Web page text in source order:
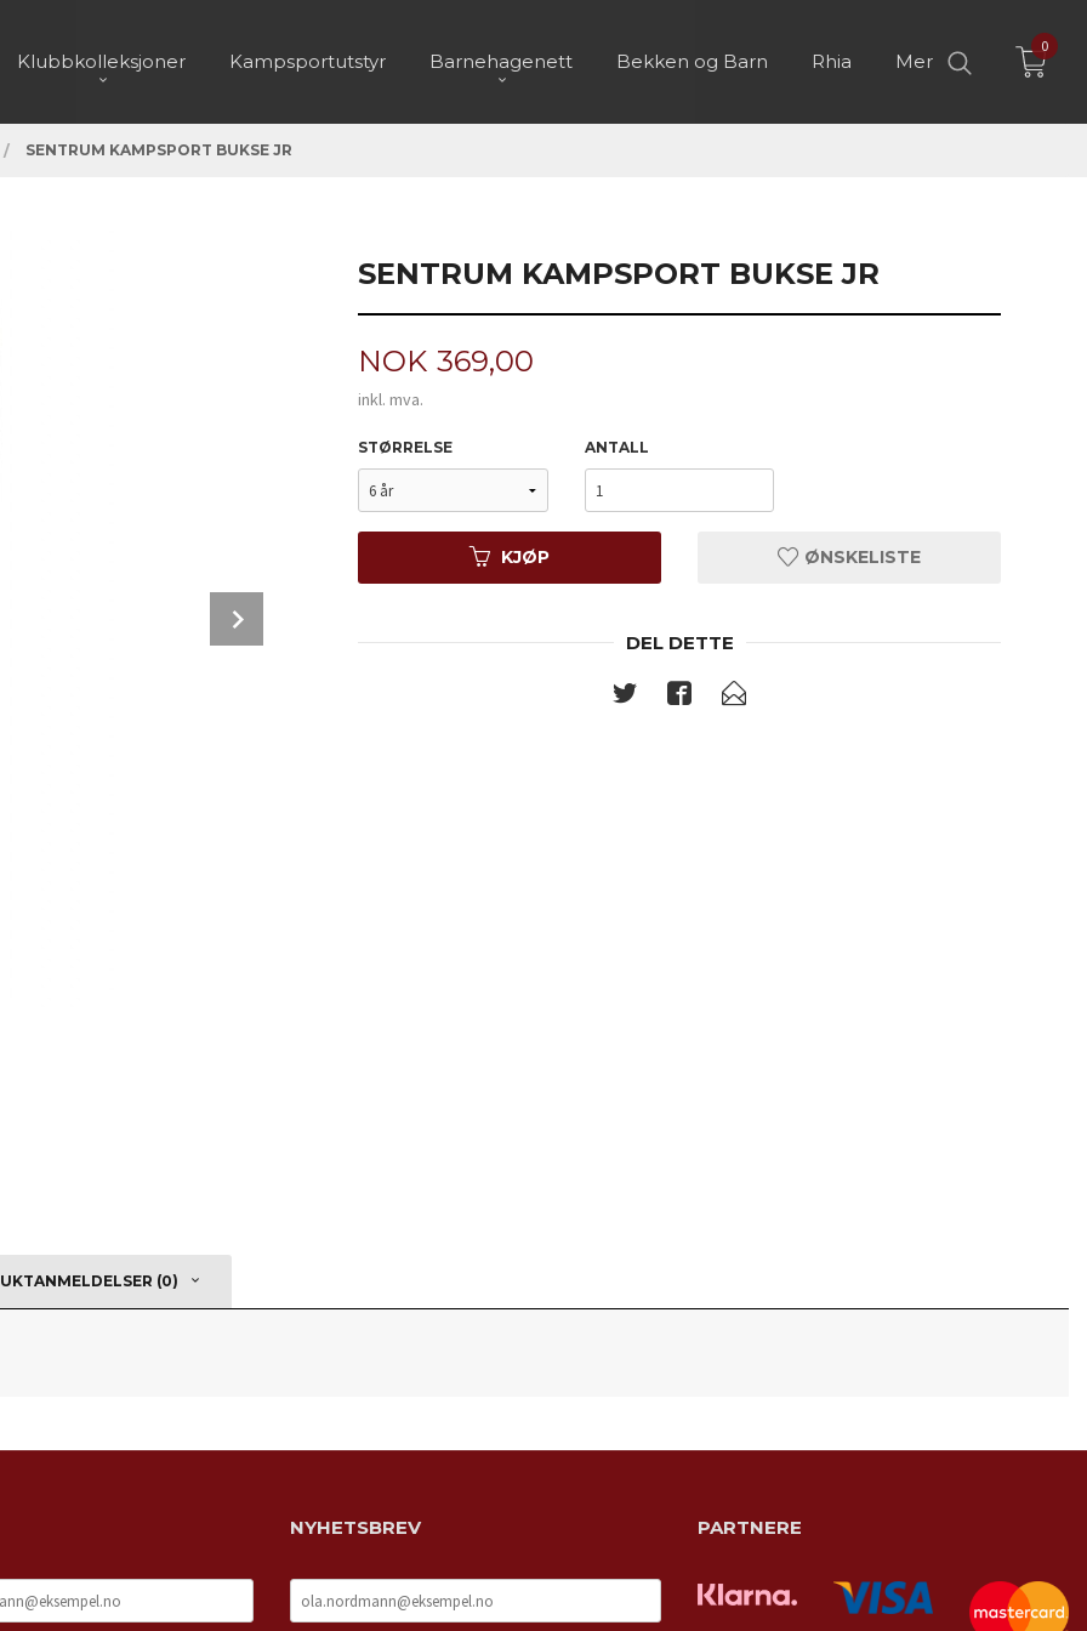
Klubbkolleksjoner Kampsportutstyr Barnehagenett Bekken og Barn Rhia Mer
0
SENTRUM KAMPSPORT BUKSE JR
SENTRUM KAMPSPORT BUKSE JR
Pris
NOK 369,00
inkl. mva.
STØRRELSE ANTALL
KJØP ØNSKELISTE
DEL DETTE
(0)
NYHETSBREV PARTNERE